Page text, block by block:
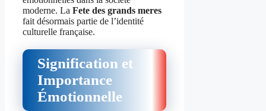
moderne. La Fete des grands meres
fait désormais partie de l’identité
culturelle française.
Signification et
Importance
Émotionnelle